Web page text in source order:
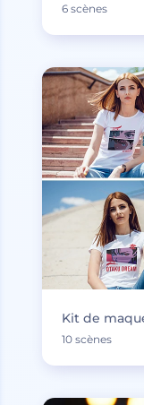
6 scènes
Kit de
10 scènes